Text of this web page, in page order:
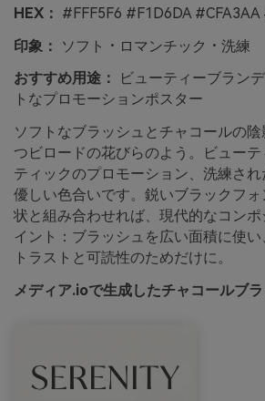
HEX： #FFF5F6 #F1D6DA
印象：
ソフト・ロマンチック・洗練
おすすめ用途：
ビューティーブラン
トなプロモーションポスター
ソフトなブラッシュとチャコールの
つビロードの花びらのよう。ビュー
ティックのプロモーション、洗練さ
優しい色合いです。鋭いブラックフ
状と組み合わせれば、現代的なコン
イント：ブラッシュを広い面積に使
トラストと可読性のためだけに。
メディア.ioで生成したチャコールブ